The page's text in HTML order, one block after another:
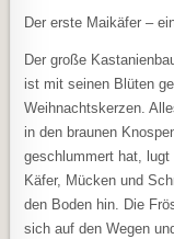
Der erste Maikäfer –
Der große
ist mit seinen Blüten
Weihnachtskerzen.
in den braunen
geschlummert hat,
Käfer, Mücken und
den Boden hin. Die
sich auf den Wegen